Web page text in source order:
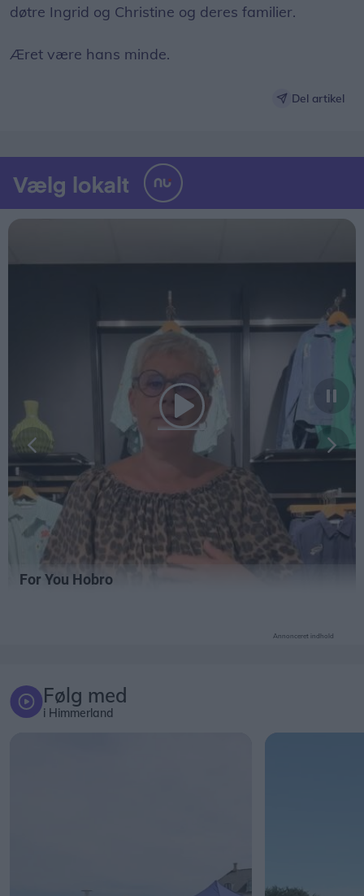
døtre Ingrid og Christine og deres familier.
Æret være hans minde.
Del artikel
Annonceret indhold
Følg med
i Himmerland